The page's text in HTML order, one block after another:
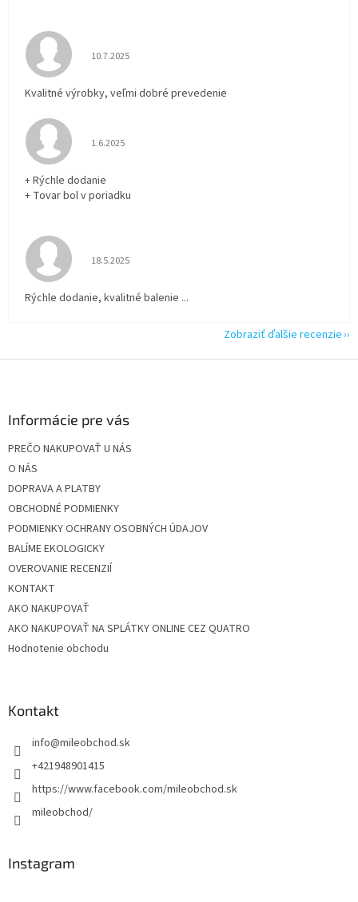
Hodnotenie obchodu je 5 z 5 hviezdičiek.
10.7.2025
Kvalitné výrobky, veľmi dobré prevedenie
Hodnotenie obchodu je 5 z 5 hviezdičiek.
1.6.2025
+ Rýchle dodanie
+ Tovar bol v poriadku
Hodnotenie obchodu je 5 z 5 hviezdičiek.
18.5.2025
Rýchle dodanie, kvalitné balenie ...
Zobraziť ďalšie recenzie
Informácie pre vás
PREČO NAKUPOVAŤ U NÁS
O NÁS
DOPRAVA A PLATBY
OBCHODNÉ PODMIENKY
PODMIENKY OCHRANY OSOBNÝCH ÚDAJOV
BALÍME EKOLOGICKY
OVEROVANIE RECENZIÍ
KONTAKT
AKO NAKUPOVAŤ
AKO NAKUPOVAŤ NA SPLÁTKY ONLINE CEZ QUATRO
Hodnotenie obchodu
Kontakt
info@mileobchod.sk
+421948901415
https://www.facebook.com/mileobchod.sk
mileobchod/
Instagram